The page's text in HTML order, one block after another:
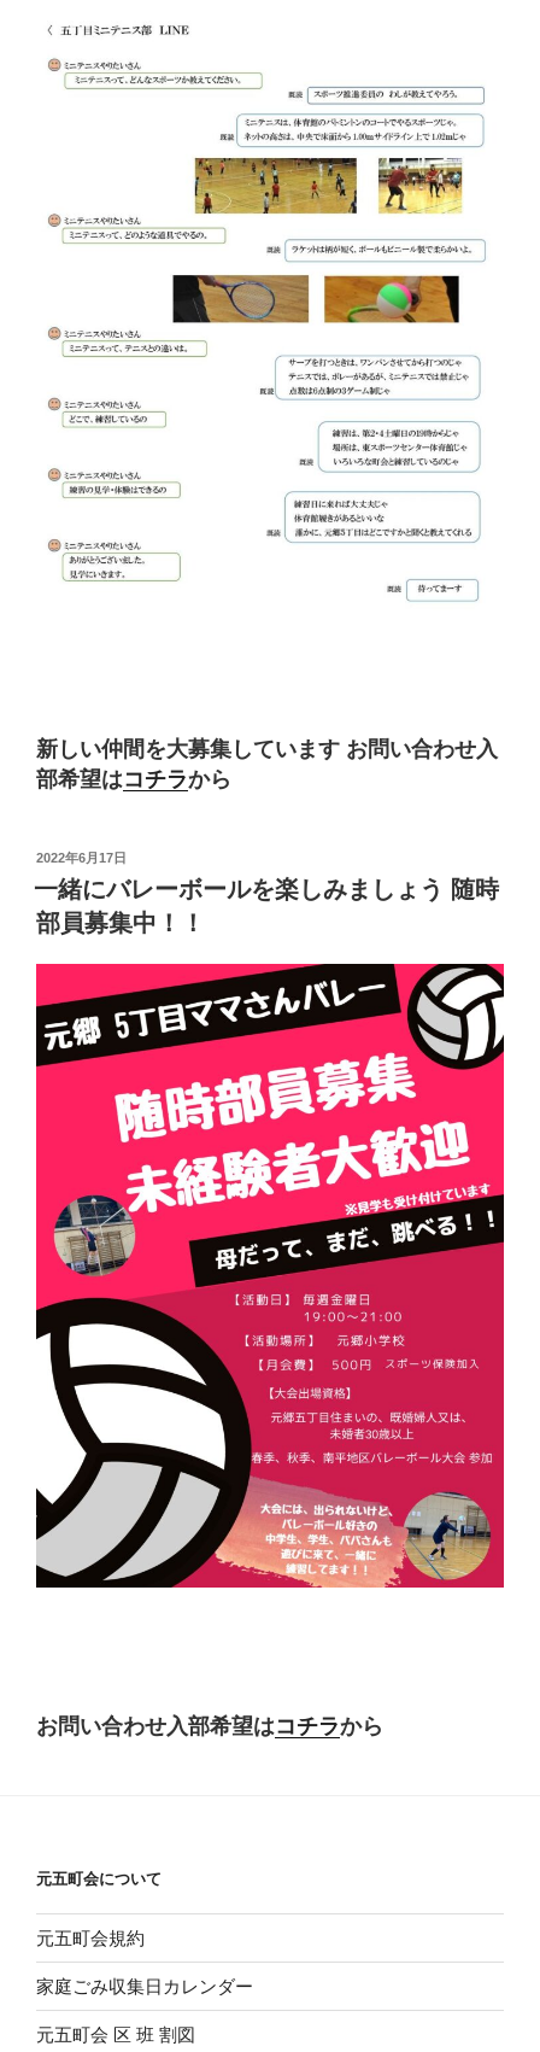
新しい仲間を大募集しています お問い合わせ入
部希望はコチラから
投
2022年6月17日
一緒にバレーボールを楽しみましょう 随時
部員募集中！！
お問い合わせ入部希望はコチラから
元五町会について
元五町会規約
家庭ごみ収集日カレンダー
元五町会 区 班 割図